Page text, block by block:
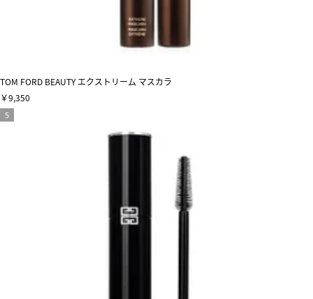
TOM FORD BEAUTY エクストリーム マスカラ
￥9,350